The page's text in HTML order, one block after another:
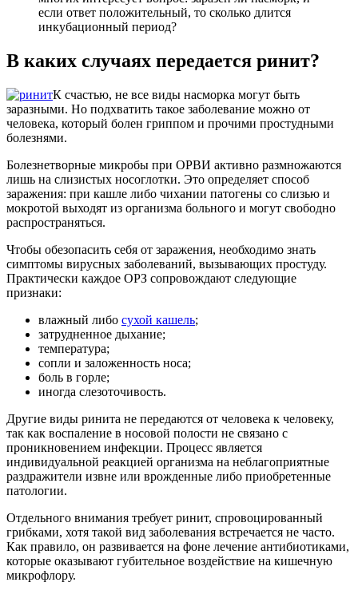
если ответ положительный, то сколько длится
инкубационный период?
В каких случаях передается ринит?
К счастью, не все виды насморка могут быть
заразными. Но подхватить такое заболевание можно от
человека, который болен гриппом и прочими простудными
болезнями.
Болезнетворные микробы при ОРВИ активно размножаются
лишь на слизистых носоглотки. Это определяет способ
заражения: при кашле либо чихании патогены со слизью и
мокротой выходят из организма больного и могут свободно
распространяться.
Чтобы обезопасить себя от заражения, необходимо знать
симптомы вирусных заболеваний, вызывающих простуду.
Практически каждое ОРЗ сопровождают следующие
признаки:
влажный либо сухой кашель;
затрудненное дыхание;
температура;
сопли и заложенность носа;
боль в горле;
иногда слезоточивость.
Другие виды ринита не передаются от человека к человеку,
так как воспаление в носовой полости не связано с
проникновением инфекции. Процесс является
индивидуальной реакцией организма на неблагоприятные
раздражители извне или врожденные либо приобретенные
патологии.
Отдельного внимания требует ринит, спровоцированный
грибками, хотя такой вид заболевания встречается не часто.
Как правило, он развивается на фоне лечение антибиотиками,
которые оказывают губительное воздействие на кишечную
микрофлору.